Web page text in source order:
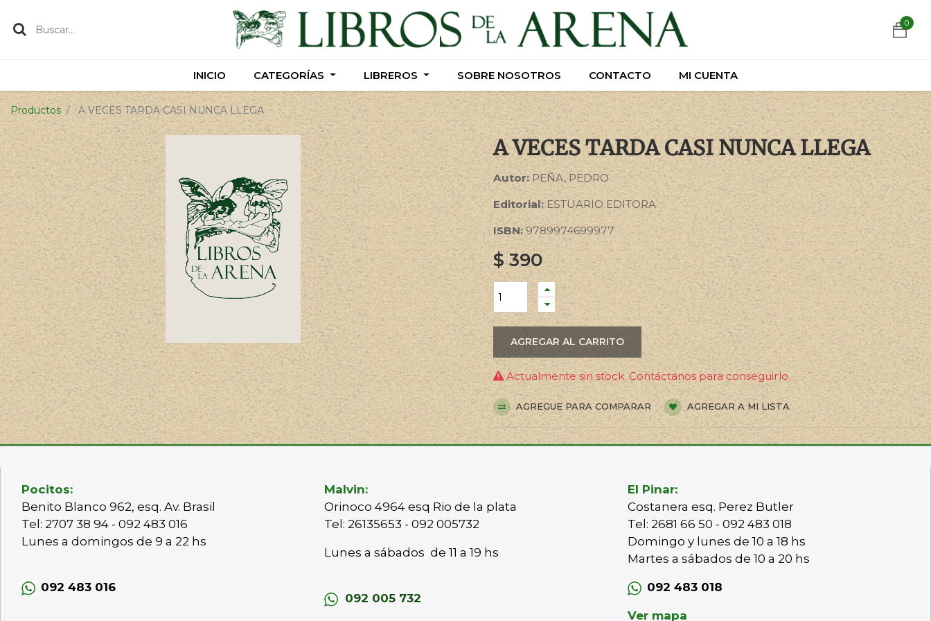
0
INICIO CATEGORÍAS LIBREROS SOBRE NOSOTROS CONTACTO MI CUENTA
0
INICIO CATEGORÍAS LIBREROS SOBRE NOSOTROS CONTACTO MI CUENTA
Productos A VECES TARDA CASI NUNCA LLEGA
A VECES TARDA CASI NUNCA LLEGA
Autor: PEÑA, PEDRO
Editorial:ESTUARIO EDITORA
ISBN: 9789974699977
$390
AGREGAR AL CARRITO
Actualmente sin stock. Contáctanos para conseguirlo.
AGREGUE PARA COMPARAR AGREGAR A MI LISTA
Pocitos:
Benito Blanco 962, esq. Av. Brasil
Tel: 2707 38 94 - 092 483 016
Lunes a domingos de 9 a 22 hs
092 483 016
Malvin:
Orinoco 4964 esq Rio de la plata
Tel: 26135653 - 092 005732
Lunes a sábados de 11 a 19 hs
092 005 732
El Pinar:
Costanera esq. Perez Butler
Tel: 2681 66 50 - 092 483 018
Domingo y lunes de 10 a 18 hs
Martes a sábados de 10 a 20 hs
092 483 018
Ver mapa
https://wa.link/csnxsu